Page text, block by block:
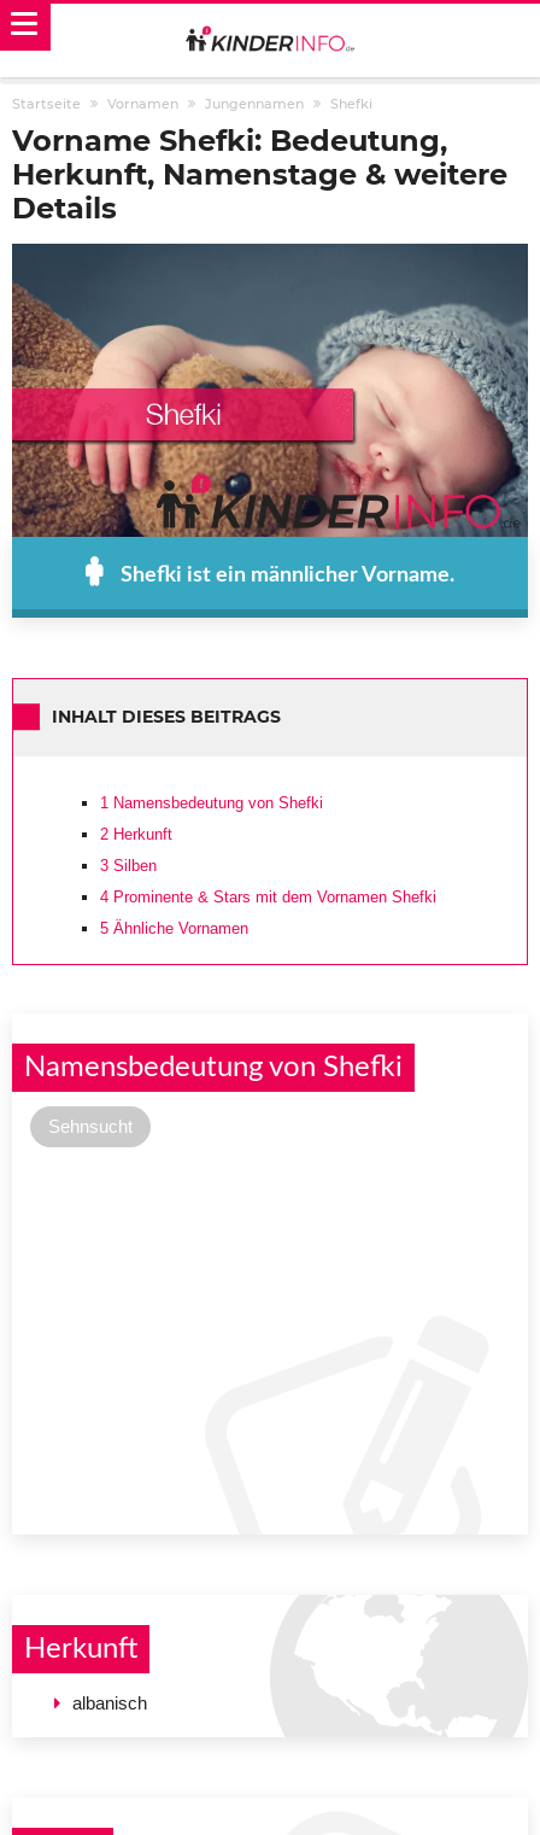
Startseite Vornamen Jungennamen Shefki
Vorname Shefki: Bedeutung,
Herkunft, Namenstage & weitere
Details
Shefki ist ein männlicher Vorname.
INHALT DIESES BEITRAGS
1 Namensbedeutung von Shefki
2 Herkunft
3 Silben
4 Prominente & Stars mit dem Vornamen Shefki
5 Ähnliche Vornamen
Namensbedeutung von Shefki
Sehnsucht
Herkunft
albanisch